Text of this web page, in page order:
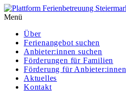
Menü
Über
Ferienangebot suchen
Anbieter:innen suchen
För­de­run­gen für Familien
Förderung für Anbieter:innen
Aktuelles
Kontakt